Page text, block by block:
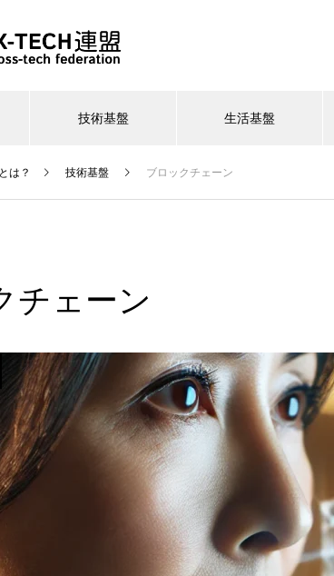
技術基盤 生活基盤
は？ 技術基盤 ブロックチェーン
チェーン